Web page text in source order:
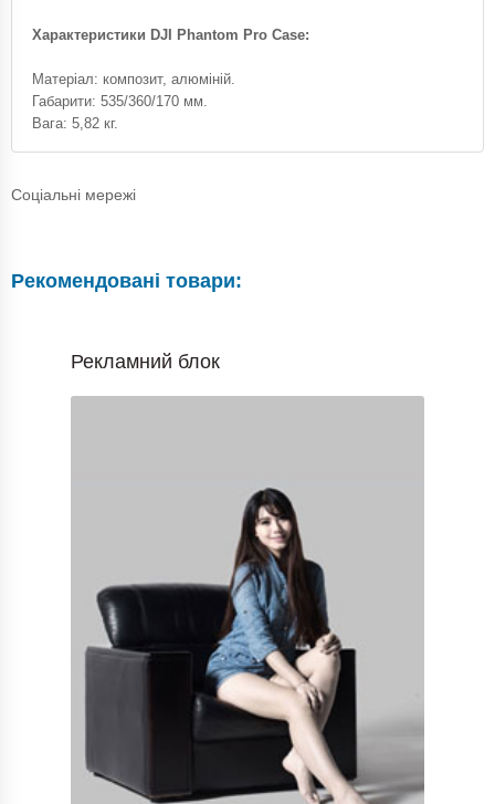
Характеристики DJI Phantom Pro Case:
Матеріал: композит, алюміній.
Габарити: 535/360/170 мм.
Вага: 5,82 кг.
Соціальні мережі
Рекомендовані товари:
Рекламний блок